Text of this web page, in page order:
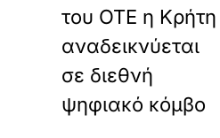
του ΟΤΕ η Κρήτη
αναδεικνύεται
σε διεθνή
ψηφιακό κόμβο